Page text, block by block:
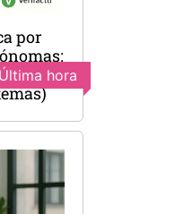
Última hora
por